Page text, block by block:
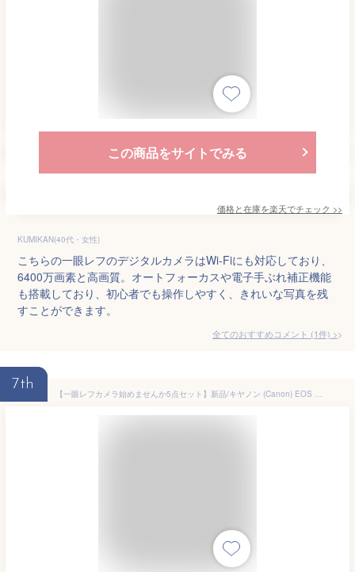
この商品をサイトでみる
価格と在庫を楽天でチェック >>
KUMIKAN(40代・女性)
こちらの一眼レフのデジタルカメラはWi-Fiにも対応しており、
6400万画素と高画質。オートフォーカスや電子手ぶれ補正機能
も搭載しており、初心者でも操作しやすく、きれいな写真を残
すことができます。
全てのおすすめコメント (1件) >
7th
【一眼レフカメラ始めませんか5点セット】新品/キヤノン (Canon) EOS Kiss X90 ブラック デジタルカメラ デジタル一眼レフカメラ レンズキット レンズ1本標準付属 デジタル一眼 入門 初心者 コンパクト 軽量 育児記録（デジタルライフ）（ラッピング不可）